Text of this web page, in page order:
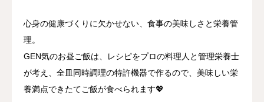
心身の健康づくりに欠かせない、食事の美味しさと栄養管
理。
GEN気のお昼ご飯は、レシピをプロの料理人と管理栄養士
が考え、全皿同時調理の特許機器で作るので、美味しい栄
養満点できたてご飯が食べられます💖